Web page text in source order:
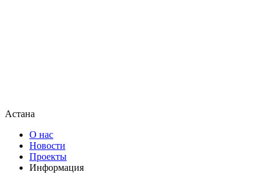
Астана
О нас
Новости
Проекты
Информация